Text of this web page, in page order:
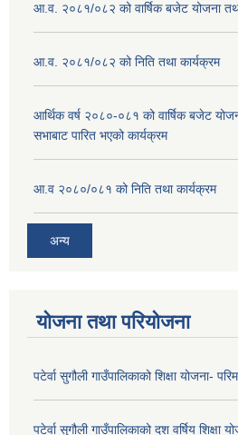
आ.व. २०८१/०८२ को वार्षिक बजेट योजना
आ.व. २०८१/०८२ को निति तथा कार्यक्रम
आर्थिक वर्ष २०८०-०८१ को वार्षिक बजेट
सभाबाट पारित भएको कार्यक्रम
आ.व २०८०/०८१ को निति तथा कार्यक्रम
अन्य
योजना तथा परियोजना
पटेर्वा सुगौली गाउँपालिकाको शिक्षा योजना-
पटेर्वा सुगौली गाउँपालिकाको दश वर्षिय शिक्षा